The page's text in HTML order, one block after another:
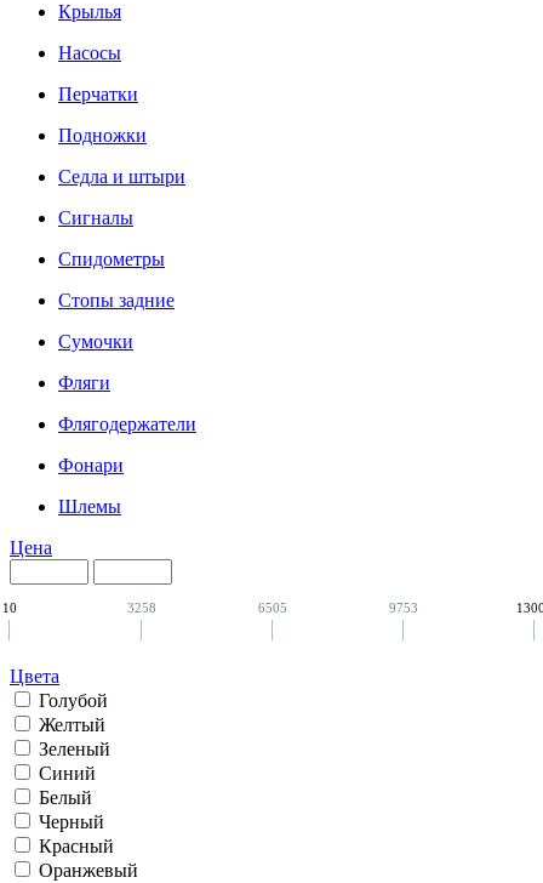
Крылья
Насосы
Перчатки
Подножки
Седла и штыри
Сигналы
Спидометры
Стопы задние
Сумочки
Фляги
Флягодержатели
Фонари
Шлемы
Цена
10 3258 6505 9753
Цвета
Голубой
Желтый
Зеленый
Синий
Белый
Черный
Красный
Оранжевый